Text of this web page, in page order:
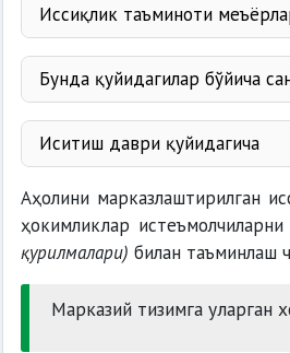
Иссиқлик таъминоти
иситиш бўйича
иссиқ сув таъминоти
о
Бунда қуйидагилар бўйича
эпидемия
қулай
сувнинг
Иситиш даври қуйидагича
Аҳолини марказлаштирилган
ҳокимликлар истеъмолчиларни
қурилмалари) билан таъминлаш
Марказий тизимга уларган